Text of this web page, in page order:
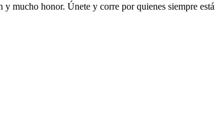
mucho honor. Únete y corre por quienes siempre